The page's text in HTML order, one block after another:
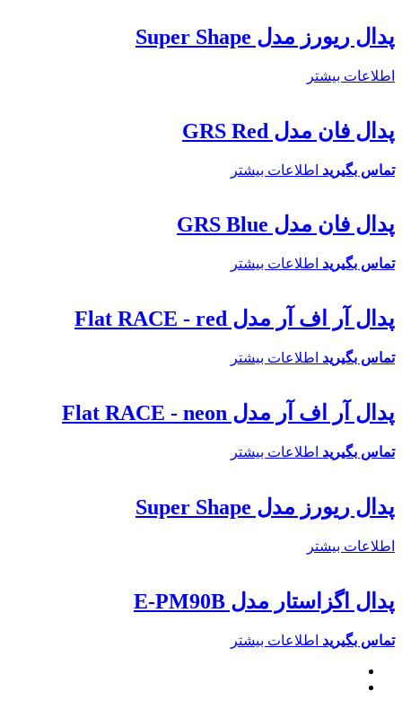
پدال ریورز مدل Super Shape
اطلاعات بیشتر
پدال فان مدل GRS Red
تماس بگیرید اطلاعات بیشتر
پدال فان مدل GRS Blue
تماس بگیرید اطلاعات بیشتر
پدال آر اف آر مدل Flat RACE - red
تماس بگیرید اطلاعات بیشتر
پدال آر اف آر مدل Flat RACE - neon
تماس بگیرید اطلاعات بیشتر
پدال ریورز مدل Super Shape
اطلاعات بیشتر
پدال اگزاستار مدل E-PM90B
تماس بگیرید اطلاعات بیشتر